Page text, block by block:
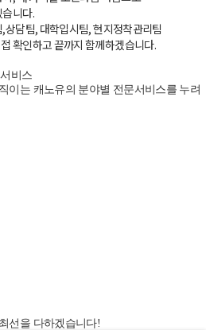
니다.
담팀, 대학입시팀, 현지정착관리팀
확인하고 끝까지 함께하겠습니다.
비스
이는 캐노유의 분야별 전문서비스를 누려
선을 다하겠습니다!